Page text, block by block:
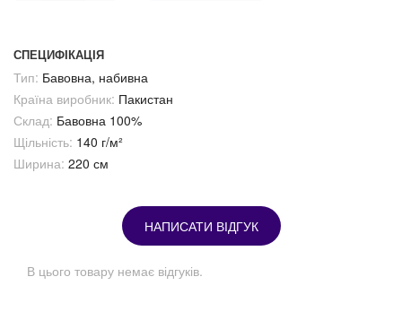
СПЕЦИФІКАЦІЯ
Тип: Бавовна, набивна
Країна виробник: Пакистан
Склад: Бавовна 100%
Щільність: 140 г/м²
Ширина: 220 см
НАПИСАТИ ВІДГУК
В цього товару немає відгуків.